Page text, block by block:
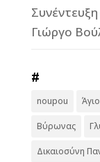
Γιώργο
#
noupou
Βύρωνας
Δικαιοσύνη